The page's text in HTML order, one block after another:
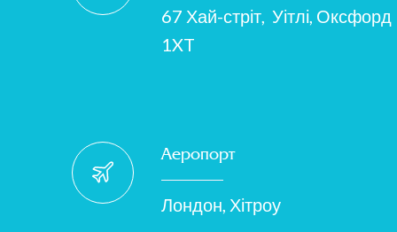
67 Хай-стріт, Уітлі,
1XT
Аеропорт
Лондон, Хітроу